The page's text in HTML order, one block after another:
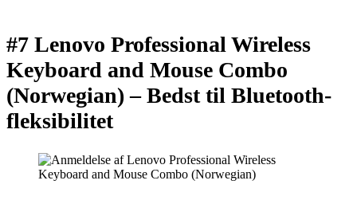
#7 Lenovo Professional Wireless
Keyboard and Mouse Combo
(Norwegian) –Bedst til Bluetooth­
fleksibilitet